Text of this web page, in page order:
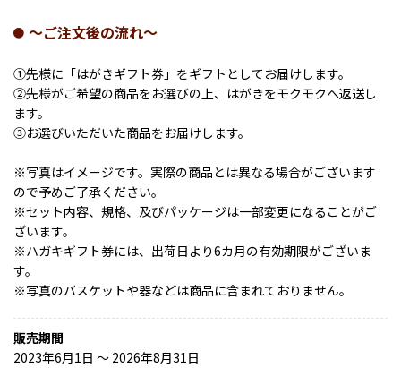
～ご注文後の流れ～
①先様に「はがきギフト券」をギフトとしてお届けします。
②先様がご希望の商品をお選びの上、はがきをモクモクへ返送し
ます。
③お選びいただいた商品をお届けします。
※写真はイメージです。実際の商品とは異なる場合がございます
ので予めご了承ください。
※セット内容、規格、及びパッケージは一部変更になることがご
ざいます。
※ハガキギフト券には、出荷日より6カ月の有効期限がございま
す。
※写真のバスケットや器などは商品に含まれておりません。
販売期間
2023年6月1日 〜 2026年8月31日